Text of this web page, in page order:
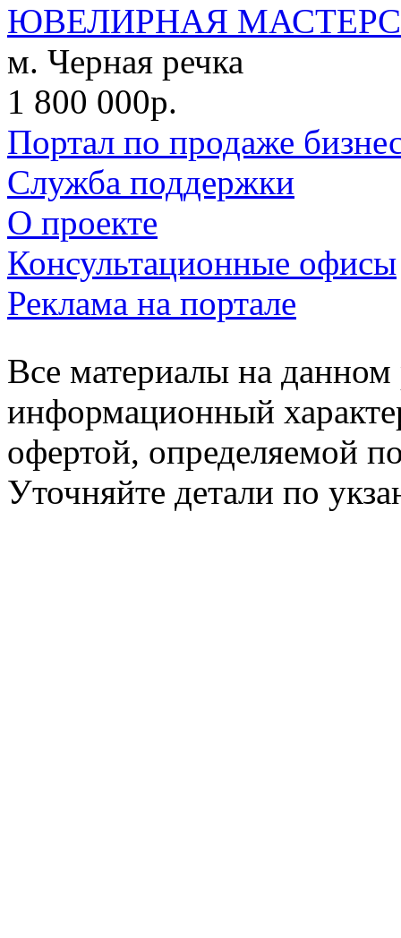
ЮВЕЛИРНАЯ
м. Черная речка
1 800 000р.
Портал по продаже
Служба поддержки
О проекте
Консультационные офисы
Реклама на портале
Все материалы на данном
информационный
офертой, определяемой
Уточняйте детали по